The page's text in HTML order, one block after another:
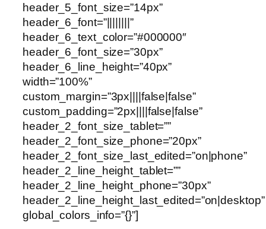
header_5_font_size=”14px”
header_6_font=”||||||||”
header_6_text_color=”#000000″
header_6_font_size=”30px”
header_6_line_height=”40px”
width=”100%”
custom_margin=”3px||||false|false”
custom_padding=”2px||||false|false”
header_2_font_size_tablet=””
header_2_font_size_phone=”20px”
header_2_font_size_last_edited=”on|phone”
header_2_line_height_tablet=””
header_2_line_height_phone=”30px”
header_2_line_height_last_edited=”on|desktop”
global_colors_info=”{}”]